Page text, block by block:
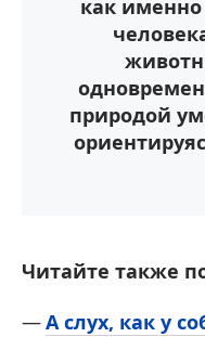
как
природой
Читайте также
А слух, как у